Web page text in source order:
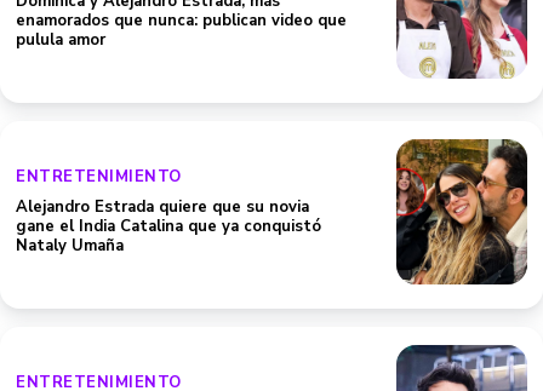
enamorados que nunca: publican video que
pulula amor
ENTRETENIMIENTO
Alejandro Estrada quiere que su novia
gane el India Catalina que ya conquistó
Nataly Umaña
ENTRETENIMIENTO